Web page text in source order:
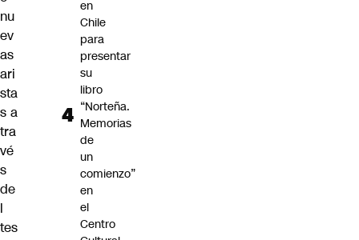
nu
ev
as
ari
sta
s a
tra
vé
s
de
l
tes
en
Chile
para
presentar
su
libro
“Norteña.
Memorias
de
un
comienzo”
en
el
Centro